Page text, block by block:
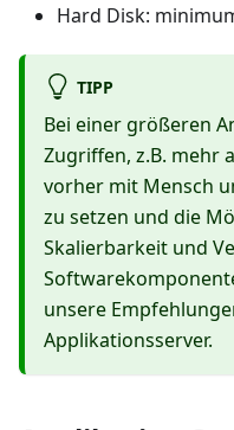
Hard Disk:
TIPP
Bei einer größeren
Zugriffen, z.B. mehr
vorher mit Mensch
zu setzen und die
Skalierbarkeit und
unsere
Applikationsserver.